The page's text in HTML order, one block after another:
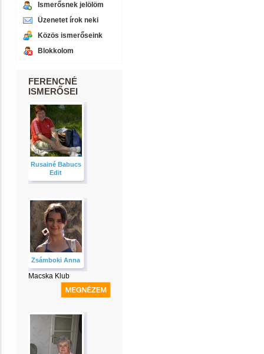
Ismerősnek jelölöm
Üzenetet írok neki
Közös ismerőseink
Blokkolom
FERENCNÉ
ISMERŐSEI
Rusainé Babucs
Edit
Zsámboki Anna
Macska Klub